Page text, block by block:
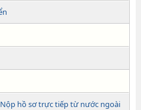
hồ sơ trực tiếp từ nước ngoài